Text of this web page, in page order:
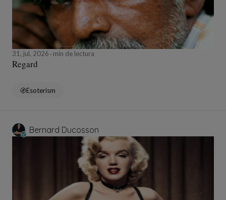
31, jul, 2026 min de lectura
Regard
Esoterism
Bernard Ducosson